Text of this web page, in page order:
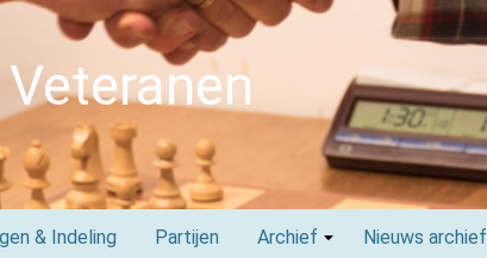
& Indeling Partijen Archief Nieuws archief